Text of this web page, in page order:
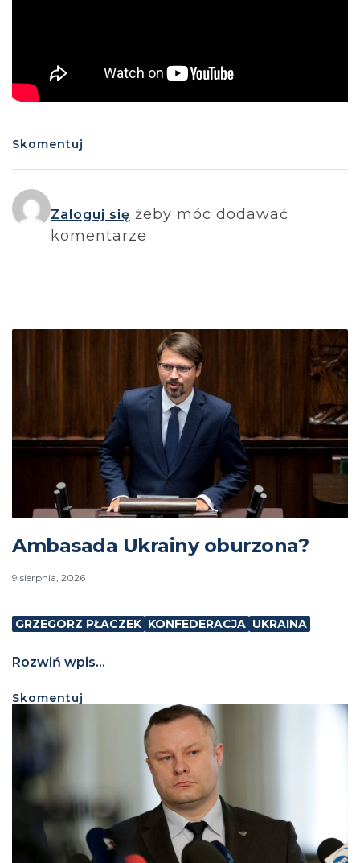
Skomentuj
Zaloguj się żeby móc dodawać
komentarze
Ambasada Ukrainy oburzona?
9 sierpnia, 2026
GRZEGORZ PŁACZEK KONFEDERACJA UKRAINA
Rozwiń wpis...
Skomentuj